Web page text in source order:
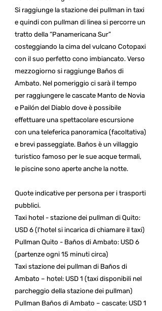
Si raggiunge la stazione dei pullman in taxi
e quindi con pullman di linea si percorre un
tratto della “Panamericana Sur”
costeggiando la cima del vulcano Cotopaxi
con il suo perfetto cono imbiancato. Verso
mezzogiorno si raggiunge Baños di
Ambato. Nel pomeriggio ci sarà il tempo
per raggiungere le cascate Manto de Novia
e Pailón del Diablo dove è possibile
effettuare una spettacolare escursione
con una teleferica panoramica (facoltativa)
e brevi passeggiate. Baños è un villaggio
turistico famoso per le sue acque termali,
le piscine sono aperte anche la notte.
Quote indicative per persona per i trasporti
pubblici.
Taxi hotel - stazione dei pullman di Quito:
USD 6 (l'hotel si incarica di chiamare il taxi)
Pullman Quito - Baños di Ambato: USD 6
(partenze ogni 15 minuti circa)
Taxi stazione dei pullman di Baños di
Ambato – hotel: USD 1 (taxi disponibili nel
parcheggio della stazione dei pullman)
Pullman Baños di Ambato – cascate: USD 1